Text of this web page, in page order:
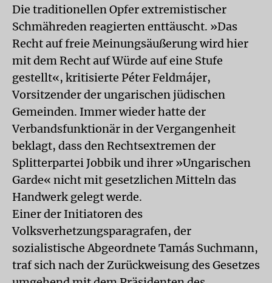
Die traditionellen Opfer extremistischer
Schmähreden reagierten enttäuscht. »Das
Recht auf freie Meinungsäußerung wird hier
mit dem Recht auf Würde auf eine Stufe
gestellt«, kritisierte Péter Feldmájer,
Vorsitzender der ungarischen jüdischen
Gemeinden. Immer wieder hatte der
Verbandsfunktionär in der Vergangenheit
beklagt, dass den Rechtsextremen der
Splitterpartei Jobbik und ihrer »Ungarischen
Garde« nicht mit gesetzlichen Mitteln das
Handwerk gelegt werde.
Einer der Initiatoren des
Volksverhetzungsparagrafen, der
sozialistische Abgeordnete Tamás Suchmann,
traf sich nach der Zurückweisung des Gesetzes